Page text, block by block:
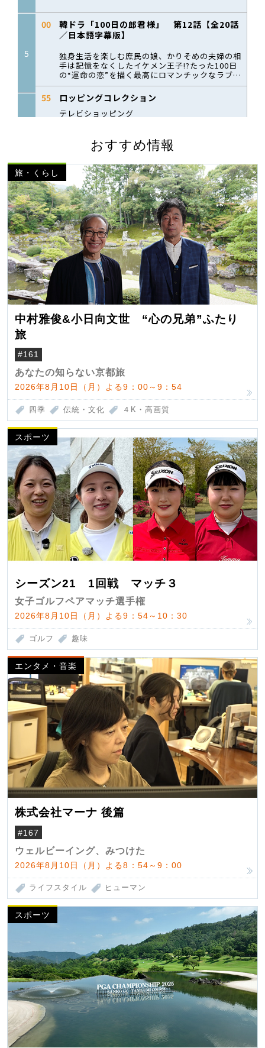
おすすめ情報
旅・くらし
中村雅俊&小日向文世 “心の兄弟”ふたり
旅
#161
あなたの知らない京都旅
2026年8月10日（月）よる9：00～9：54
四季 伝統・文化 ４K・高画質
スポーツ
シーズン21 1回戦 マッチ３
女子ゴルフペアマッチ選手権
2026年8月10日（月）よる9：54～10：30
ゴルフ 趣味
エンタメ・音楽
株式会社マーナ 後篇
#167
ウェルビーイング、みつけた
2026年8月10日（月）よる8：54～9：00
ライフスタイル ヒューマン
スポーツ